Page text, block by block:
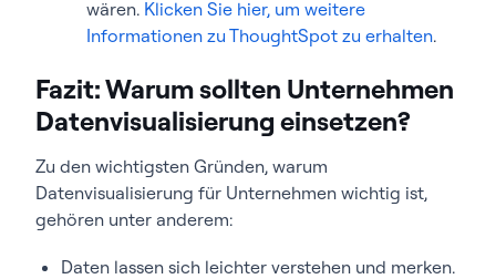
wären. Klicken Sie hier, um weitere
Informationen zu ThoughtSpot zu erhalten.
Fazit: Warum sollten Unternehmen
Datenvisualisierung einsetzen?
Zu den wichtigsten Gründen, warum
Datenvisualisierung für Unternehmen wichtig ist,
gehören unter anderem:
Daten lassen sich leichter verstehen und merken.